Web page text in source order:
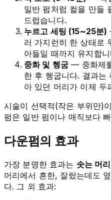
일반 펌처럼 컬을 만들
드럽습니다.
누르고 세팅 (15~25분)
러 가지런히 한 상태로
아들일 때까지 유지합니
중화 및 헹굼 — 중화제
한 후 헹굽니다. 결과
아 있던 머리가 이제 두
시술이 선택적(작은 부위만)
펌은 일반 펌이나 매직보다
다운펌의 효과
가장 분명한 효과는 솟는 머
머리에서 흔한, 잘랐는데도
다. 그 외 효과: